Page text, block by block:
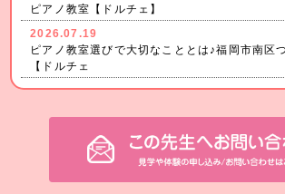
ピアノ教室【ドルチェ】
2026.07.19
ピアノ教室選びで大切なこととは♪福岡市南区
【ドルチェ